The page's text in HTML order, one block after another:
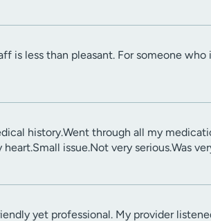
is less than pleasant. For someone
history.Went through all my
issue.Not very serious.Was
yet professional. My provider